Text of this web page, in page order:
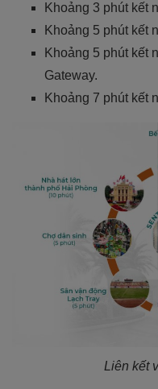
Khoảng 3 phút kết
Khoảng 5 phút kết
Khoảng 5 phút kết
Gateway.
Khoảng 7 phút kết
Liên kết